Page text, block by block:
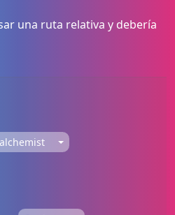
una ruta relativa y debería